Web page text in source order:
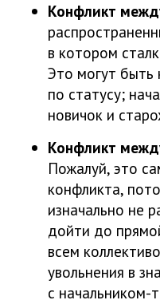
Конфликт
в котором
Это могут быть
по статусу;
новичок и
Конфликт
Пожалуй, это
конфликта,
изначально не
дойти до
всем
увольнения в
с начальником-